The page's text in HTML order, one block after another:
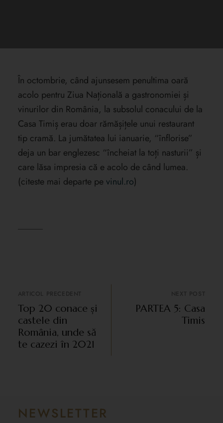
În octombrie, când ajunsesem penultima oară
acolo pentru Ziua Națională a gastronomiei și
vinurilor din România, la subsolul conacului de la
Casa Timiș erau doar rămășițele unui restaurant
tip cramă. La jumătatea lui ianuarie, “înflorise”
deja un bar englezesc “încheiat la toți nasturii” și
care lăsa impresia că e acolo de când lumea.
(citeste mai departe pevinul.ro)
Top 20 conace și
castele din
România, unde să
te cazezi în 2021
PARTEA 5: Casa
Timis
NEWSLETTER